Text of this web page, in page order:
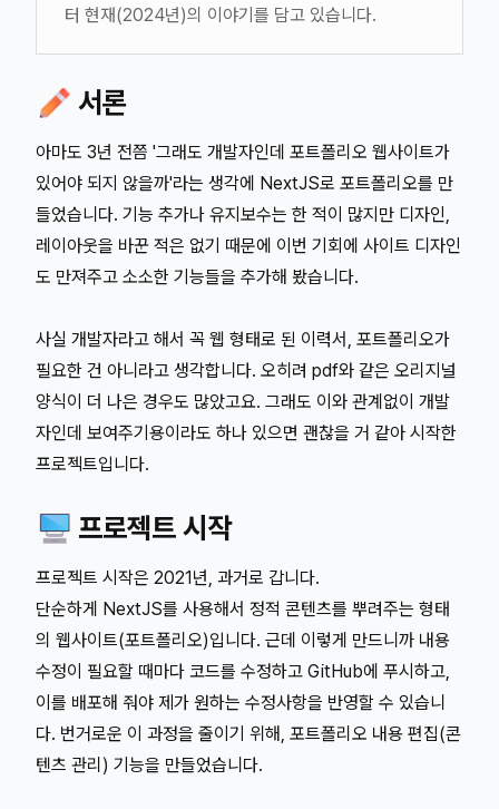
터 현재(2024년)의 이야기를 담고 있습니다.
✏️ 서론
아마도 3년 전쯤 '그래도 개발자인데 포트폴리오 웹사이트가
있어야 되지 않을까'라는 생각에 NextJS로 포트폴리오를 만
들었습니다. 기능 추가나 유지보수는 한 적이 많지만 디자인,
레이아웃을 바꾼 적은 없기 때문에 이번 기회에 사이트 디자인
도 만져주고 소소한 기능들을 추가해 봤습니다.
사실 개발자라고 해서 꼭 웹 형태로 된 이력서, 포트폴리오가
필요한 건 아니라고 생각합니다. 오히려 pdf와 같은 오리지널
양식이 더 나은 경우도 많았고요. 그래도 이와 관계없이 개발
자인데 보여주기용이라도 하나 있으면 괜찮을 거 같아 시작한
프로젝트입니다.
🖥️ 프로젝트 시작
프로젝트 시작은 2021년, 과거로 갑니다.
단순하게 NextJS를 사용해서 정적 콘텐츠를 뿌려주는 형태
의 웹사이트(포트폴리오)입니다. 근데 이렇게 만드니까 내용
수정이 필요할 때마다 코드를 수정하고 GitHub에 푸시하고,
이를 배포해 줘야 제가 원하는 수정사항을 반영할 수 있습니
다. 번거로운 이 과정을 줄이기 위해, 포트폴리오 내용 편집(콘
텐츠 관리) 기능을 만들었습니다.